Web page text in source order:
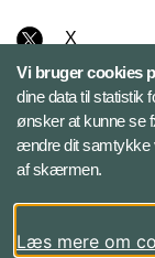
X
Instagram
Bluesky
LinkedIn
Vi bruger cookies
dine data til statistik
ønsker at kunne se
ændre dit samtykke
af skærmen.
Læs mere om